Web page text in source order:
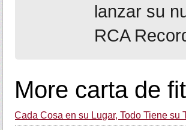
lanzar su
RCA
More carta de
Cada Cosa en su Lugar, Todo Tiene su